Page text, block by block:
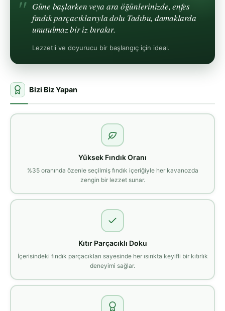
Güne başlarken veya ara öğünlerinizde, enfes
fındık parçacıklarıyla dolu Tadıbu, damaklarda
unutulmaz bir iz bırakır.
Lezzetli ve doyurucu bir başlangıç için ideal.
Bizi Biz Yapan
Yüksek Fındık Oranı
%35 oranında özenle seçilmiş fındık içeriğiyle her kavanozda
zengin bir lezzet sunar.
Kıtır Parçacıklı Doku
İçerisindeki fındık parçacıkları sayesinde her ısırıkta keyifli bir kıtırlık
deneyimi sağlar.